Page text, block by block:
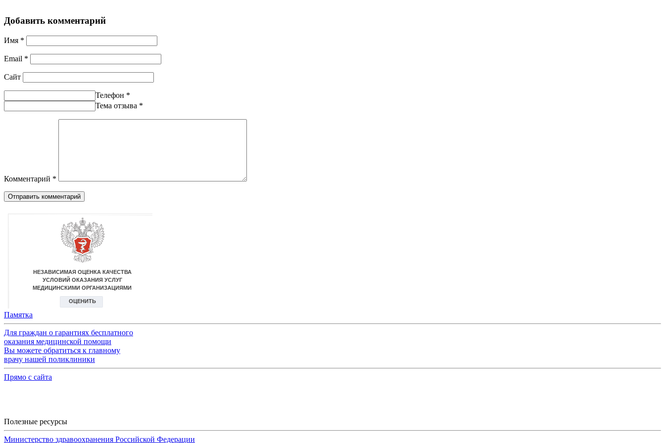
Добавить комментарий
Имя *
Email *
Сайт
Телефон *
Тема отзыва *
Комментарий *
Памятка
Для граждан о гарантиях бесплатного
оказания медицинской помощи
Вы можете обратиться к главному
врачу нашей поликлиники
Прямо с сайта
Полезные ресурсы
Министерство здравоохранения Российской Федерации